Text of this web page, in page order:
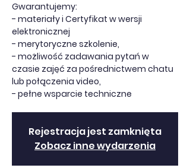
Gwarantujemy:
- materiały i Certyfikat w wersji
elektronicznej
- merytoryczne szkolenie,
- możliwość zadawania pytań w
czasie zajęć za pośrednictwem chatu
lub połączenia video,
- pełne wsparcie techniczne
Rejestracja jest zamknięta
Zobacz inne wydarzenia